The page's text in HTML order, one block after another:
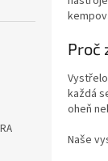
Proč
každá
oheň
Naše